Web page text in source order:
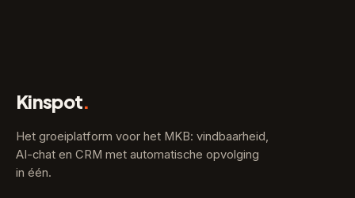
Kinspot.
Het groeiplatform voor het MKB: vindbaarheid,
AI-chat en CRM met automatische opvolging
in één.